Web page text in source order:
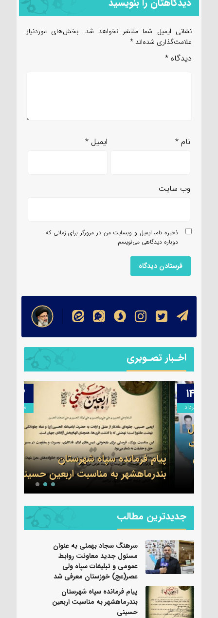
نشانی ایمیل شما منتشر نخواهد شد. بخش‌های موردنیاز
علامت‌گذاری شده‌اند *
دیدگاه *
نام* ایمیل*
وب‌ سایت
ذخیره نام، ایمیل و وبسایت من در مرورگر برای زمانی که
دوباره دیدگاهی می‌نویسم.
اخـبار تصـویری
پیام فرمانده سپاه شهرستان
بندرماهشهر به مناسبت اربعین حسینی
جدیدترین مطالب
سرهنگ سجاد بهمئی به عنوان
مسئول جدید معاونت روابط
عمومی و تبلیغات سپاه ولی
عصر(عج) خوزستان معرفی شد
پیام فرمانده سپاه شهرستان
بندرماهشهر به مناسبت اربعین
حسینی